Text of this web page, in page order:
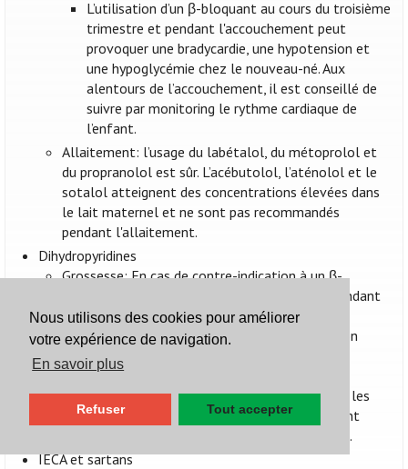
Nous utilisons des cookies pour améliorer
votre expérience de navigation.
En savoir plus
Refuser Tout accepter
L’utilisation d’un β-bloquant au cours du troisième
trimestre et pendant l'accouchement peut
provoquer une bradycardie, une hypotension et
une hypoglycémie chez le nouveau-né. Aux
alentours de l’accouchement, il est conseillé de
suivre par monitoring le rythme cardiaque de
l’enfant.
Allaitement: l’usage du labétalol, du métoprolol et
du propranolol est sûr. L’acébutolol, l’aténolol et le
sotalol atteignent des concentrations élevées dans
le lait maternel et ne sont pas recommandés
pendant l'allaitement.
Dihydropyridines
Grossesse: En cas de contre-indication à un β-
bloquant (premier choix dans l'hypertension pendant
la grossesse selon la plupart des sources), un
antagoniste du calcium (la nifédipine à libération
prolongée et la nicardipine étant les mieux
documentées) est suggéré comme alternative.
Allaitement: la nifédipine et la nicardipine sont les
dihydropyridines les mieux documentées pendant
l'allaitement et sont considérées comme sûres.
IECA et sartans